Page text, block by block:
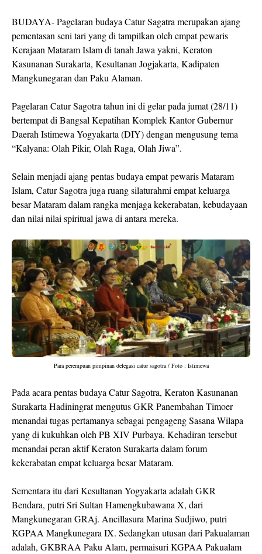
BUDAYA- Pagelaran budaya Catur Sagatra merupakan ajang
pementasan seni tari yang di tampilkan oleh empat pewaris
Kerajaan Mataram Islam di tanah Jawa yakni, Keraton
Kasunanan Surakarta, Kesultanan Jogjakarta, Kadipaten
Mangkunegaran dan Paku Alaman.
Pagelaran Catur Sagotra tahun ini di gelar pada jumat (28/11)
bertempat di Bangsal Kepatihan Komplek Kantor Gubernur
Daerah Istimewa Yogyakarta (DIY) dengan mengusung tema
“Kalyana: Olah Pikir, Olah Raga, Olah Jiwa”.
Selain menjadi ajang pentas budaya empat pewaris Mataram
Islam, Catur Sagotra juga ruang silaturahmi empat keluarga
besar Mataram dalam rangka menjaga kekerabatan, kebudayaan
dan nilai nilai spiritual jawa di antara mereka.
Para perempuan pimpinan delegasi catur sagotra / Foto : Istimewa
Pada acara pentas budaya Catur Sagotra, Keraton Kasunanan
Surakarta Hadiningrat mengutus GKR Panembahan Timoer
menandai tugas pertamanya sebagai pengageng Sasana Wilapa
yang di kukuhkan oleh PB XIV Purbaya. Kehadiran tersebut
menandai peran aktif Keraton Surakarta dalam forum
kekerabatan empat keluarga besar Mataram.
Sementara itu dari Kesultanan Yogyakarta adalah GKR
Bendara, putri Sri Sultan Hamengkubawana X, dari
Mangkunegaran GRAj. Ancillasura Marina Sudjiwo, putri
KGPAA Mangkunegara IX. Sedangkan utusan dari Pakualaman
adalah, GKBRAA Paku Alam, permaisuri KGPAA Pakualam